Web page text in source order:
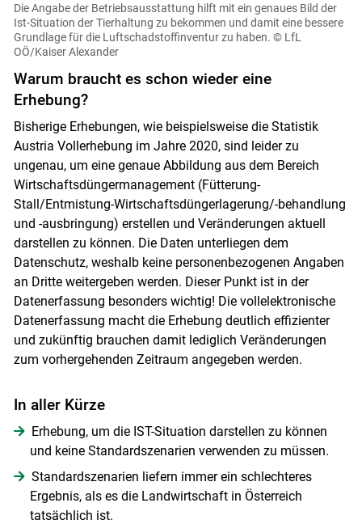
Skip to main content
Die Angabe der Betriebsausstattung hilft mit ein genaues Bild der
Ist-Situation der Tierhaltung zu bekommen und damit eine bessere
Grundlage für die Luftschadstoffinventur zu haben. © LfL
OÖ/Kaiser Alexander
Warum braucht es schon wieder eine
Erhebung?
Bisherige Erhebungen, wie beispielsweise die Statistik
Austria Vollerhebung im Jahre 2020, sind leider zu
ungenau, um eine genaue Abbildung aus dem Bereich
Wirtschaftsdüngermanagement (Fütterung-
Stall/Entmistung-Wirtschaftsdüngerlagerung/-behandlung
und -ausbringung) erstellen und Veränderungen aktuell
darstellen zu können. Die Daten unterliegen dem
Datenschutz, weshalb keine personenbezogenen Angaben
an Dritte weitergeben werden. Dieser Punkt ist in der
Datenerfassung besonders wichtig! Die vollelektronische
Datenerfassung macht die Erhebung deutlich effizienter
und zukünftig brauchen damit lediglich Veränderungen
zum vorhergehenden Zeitraum angegeben werden.
In aller Kürze
Erhebung, um die IST-Situation darstellen zu können
und keine Standardszenarien verwenden zu müssen.
Standardszenarien liefern immer ein schlechteres
Ergebnis, als es die Landwirtschaft in Österreich
tatsächlich ist.